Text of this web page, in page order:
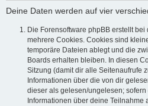
Deine Daten werden auf vier
Die Forensoftware phpBB erstellt
mehrere Cookies. Cookies sind
temporäre Dateien ablegt und die
Boards erhalten bleiben. In diesen
Sitzung (damit dir alle Seitenaufrufe
Informationen über die von dir
dieser als gelesen/ungelesen;
Informationen über deine Teilnahme